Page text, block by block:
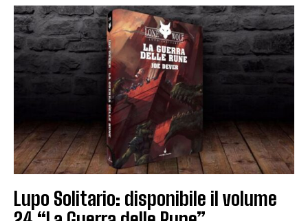
Lupo Solitario: disponibile il volume